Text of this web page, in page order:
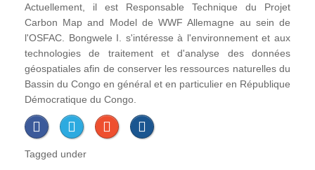
Actuellement, il est Responsable Technique du Projet
Carbon Map and Model de WWF Allemagne au sein de
l'OSFAC. Bongwele I. s'intéresse à l'environnement et aux
technologies de traitement et d'analyse des données
géospatiales afin de conserver les ressources naturelles du
Bassin du Congo en général et en particulier en République
Démocratique du Congo.
Tagged under